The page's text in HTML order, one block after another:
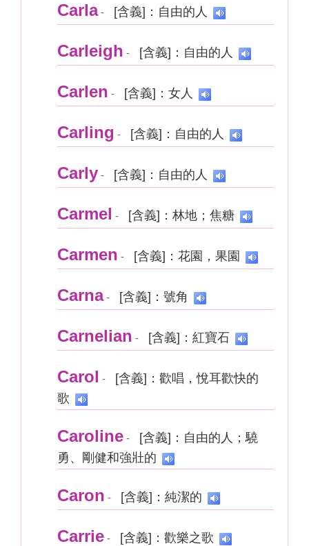
Carla- [含義]：自由的人
Carleigh - [含義]：自由的人
Carlen - [含義]：女人
Carling - [含義]：自由的人
Carly - [含義]：自由的人
Carmel - [含義]：林地；焦糖
Carmen - [含義]：花園，果園
Carna- [含義]：號角
Carnelian - [含義]：紅寶石
Carol -
[含義]：歡唱，悅耳歡快的
歌
Caroline -
[含義]：自由的人；驍
勇、剛健和強壯的
Caron - [含義]：純潔的
Carrie - [含義]：歡樂之歌